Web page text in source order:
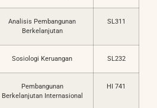
Analisis Pembangunan
Berkelanjutan
SL311
Sosiologi Keruangan SL232
Pembangunan
Berkelanjutan Internasional
HI 741